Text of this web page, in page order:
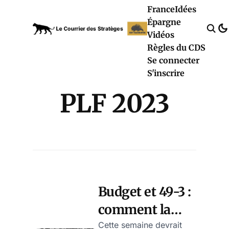
FranceIdées
Épargne
Vidéos
Règles du CDS
Se connecter
S'inscrire
PLF 2023
Budget et 49-3 :
comment la
Cette semaine devrait